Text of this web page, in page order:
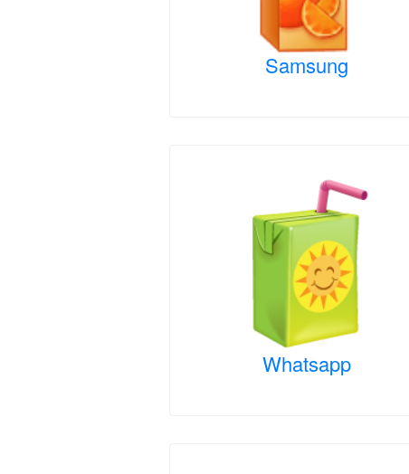
Samsung
Whatsapp